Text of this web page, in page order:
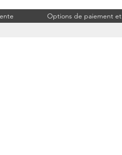
Options de paiement et